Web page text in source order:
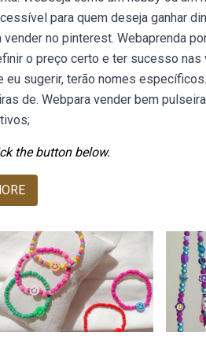
para quem deseja ganhar
no pinterest. Webaprenda
o preço certo e ter sucesso nas
sugerir, terão nomes
de. Webpara vender bem
the button below.